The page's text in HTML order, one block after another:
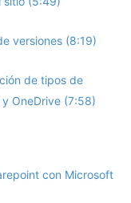
versiones (8:19)
de tipos de
OneDrive (7:58)
con Microsoft